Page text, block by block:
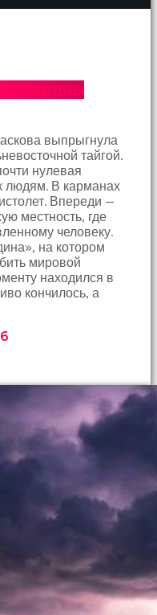
Марины
выпрыгнула
тайгой.
нулевая
людям. В карманах
Впереди —
местность, где
человеку.
на котором
мировой
находился в
кончилось, а